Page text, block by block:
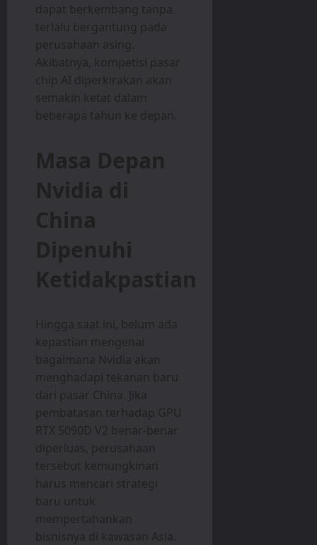
dapat berkembang tanpa
terlalu bergantung pada
perusahaan asing.
Akibatnya, kompetisi pasar
chip AI diperkirakan akan
semakin ketat dalam
beberapa tahun ke depan.
Masa Depan
Nvidia di
China
Dipenuhi
Ketidakpastian
Hingga saat ini, belum ada
kepastian mengenai
bagaimana Nvidia akan
menghadapi tekanan baru
dari pasar China. Jika
pembatasan terhadap GPU
RTX 5090D V2 benar-benar
diperluas, perusahaan
tersebut kemungkinan
harus mencari strategi
baru untuk
mempertahankan
bisnisnya di kawasan Asia.